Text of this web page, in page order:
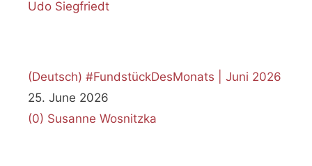
(Deutsch) #FundstückDesMonats | Juni 2026
25. June 2026
(0) Susanne Wosnitzka